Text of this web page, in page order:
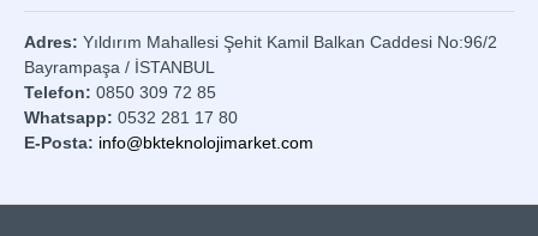
Adres: Yıldırım Mahallesi Şehit Kamil Balkan Caddesi No:96/2
Bayrampaşa / İSTANBUL
Telefon: 0850 309 72 85
Whatsapp: 0532 281 17 80
E-Posta: info@bkteknolojimarket.com